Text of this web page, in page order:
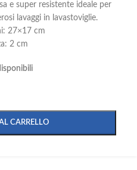
e super resistente ideale per
lavaggi in lavastoviglie.
27×17 cm
2 cm
CARRELLO